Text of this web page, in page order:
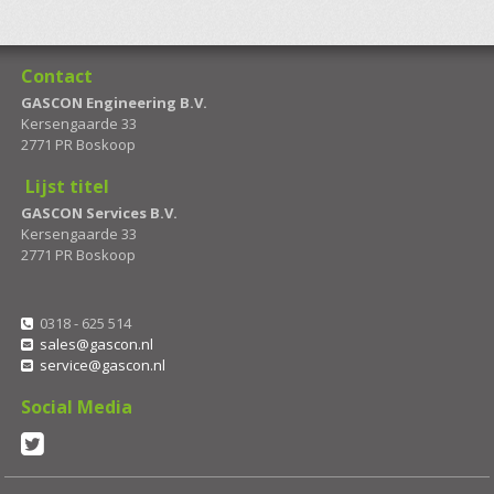
Contact
GASCON Engineering B.V.
Kersengaarde 33
2771 PR Boskoop
Lijst titel
GASCON Services B.V.
Kersengaarde 33
2771 PR Boskoop
0318 - 625 514
sales@gascon.nl
service@gascon.nl
Social Media